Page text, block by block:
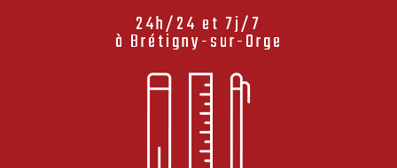
24h/24 et 7j/7
à Brétigny-sur-Orge